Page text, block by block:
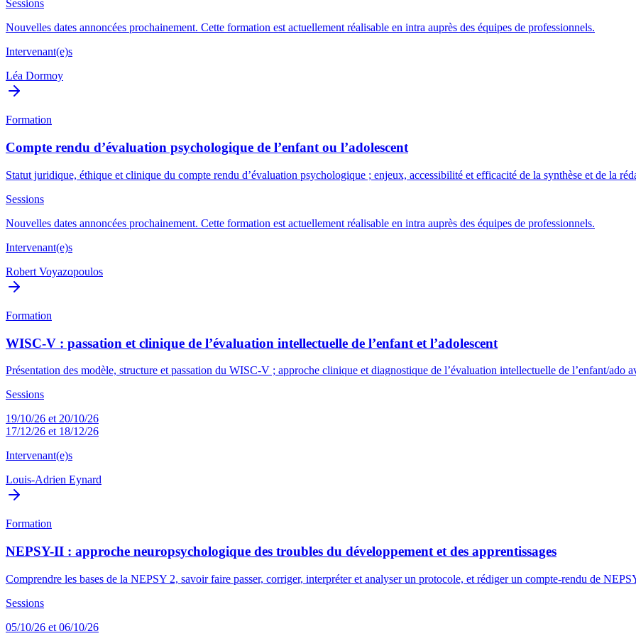
Sessions
Nouvelles dates annoncées prochainement. Cette formation est actuellement réalisable en intra auprès des équipes de professionnels.
Intervenant(e)s
Léa Dormoy
Formation
Compte rendu d’évaluation psychologique de l’enfant ou l’adolescent
Statut juridique, éthique et clinique du compte rendu d’évaluation psychologique ; enjeux, accessibilité et efficacité de la synthèse et de la
Sessions
Nouvelles dates annoncées prochainement. Cette formation est actuellement réalisable en intra auprès des équipes de professionnels.
Intervenant(e)s
Robert Voyazopoulos
Formation
WISC-V : passation et clinique de l’évaluation intellectuelle de l’enfant et l’adolescent
Présentation des modèle, structure et passation du WISC-V ; approche clinique et diagnostique de l’évaluation intellectuelle de l’enfant/ado
Sessions
19/10/26 et 20/10/26
17/12/26 et 18/12/26
Intervenant(e)s
Louis-Adrien Eynard
Formation
NEPSY-II : approche neuropsychologique des troubles du développement et des apprentissages
Comprendre les bases de la NEPSY 2, savoir faire passer, corriger, interpréter et analyser un protocole, et rédiger un compte-rendu de
Sessions
05/10/26 et 06/10/26